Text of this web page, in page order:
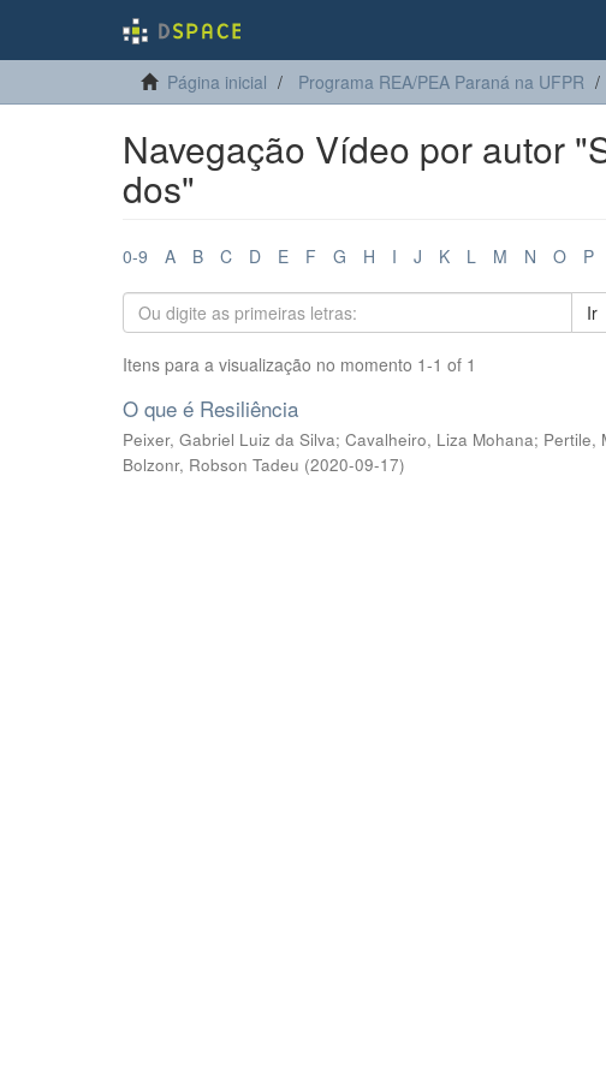
Página inicial Programa REA/PEA Paraná na UFPR
Navegação Vídeo por autor
dos"
0-9 A B C D E F G H I J K L M N O P
Ir
Itens para a visualização no momento 1-1 of 1
O que é Resiliência
Peixer, Gabriel Luiz da Silva; Cavalheiro, Liza Mohana; Pertile,
Bolzonr, Robson Tadeu (2020-09-17)